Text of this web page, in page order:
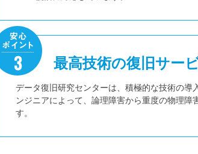
最高技術の復旧サー
データ復旧研究センターは、積極的な技術の
ンジニアによって、論理障害から重度の物理
す。